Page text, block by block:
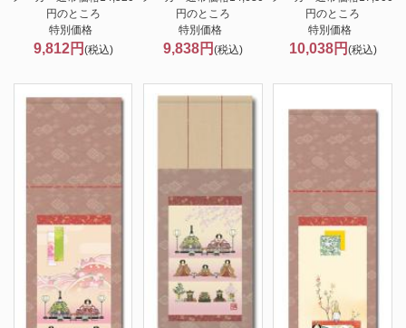
円のところ
特別価格
9,812円 (税込)
円のところ
特別価格
9,838円 (税込)
円のところ
特別価格
10,038円 (税込)